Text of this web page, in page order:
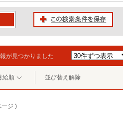
が見つかりました
給順 並び替え解除
ージ )